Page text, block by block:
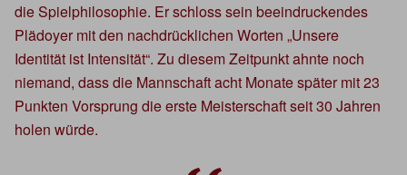
die Spielphilosophie. Er schloss sein beeindruckendes
Plädoyer mit den nachdrücklichen Worten „Unsere
Identität ist Intensität“. Zu diesem Zeitpunkt ahnte noch
niemand, dass die Mannschaft acht Monate später mit 23
Punkten Vorsprung die erste Meisterschaft seit 30 Jahren
holen würde.